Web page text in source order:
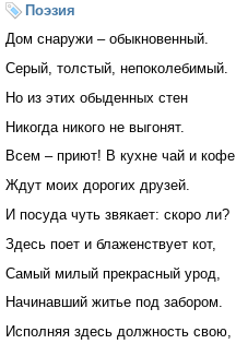
Поэзия
Дом снаружи – обыкновенный.
Серый, толстый, непоколебимый.
Но из этих обыденных стен
Никогда никого не выгонят.
Всем – приют! В кухне чай и кофе
Ждут моих дорогих друзей.
И посуда чуть звякает: скоро ли?
Здесь поет и блаженствует кот,
Самый милый прекрасный урод,
Начинавший житье под забором.
Исполняя здесь должность свою,